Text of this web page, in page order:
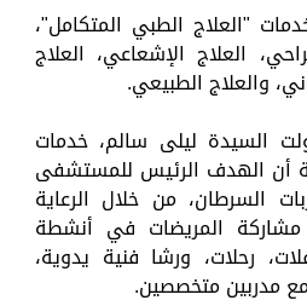
"العلاج الطبي المتكامل"،
العلاج الإشعاعي، العلاج
والعلاج الطبيعي.
السيدة ليلى سالم، خدمات
أن الهدف الرئيس للمستشفى
السرطان، من خلال الرعاية
مشاركة المريضات في أنشطة
رحلات، ورشا فنية يدوية،
مدربين متخصصين.